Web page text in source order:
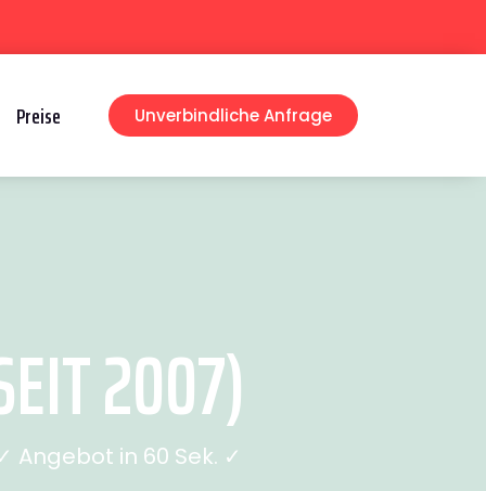
Preise Unverbindliche Anfrage
2007)
Angebot in 60 Sek. ✓